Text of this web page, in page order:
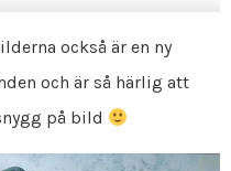
också är en ny
och är så härlig att
på bild